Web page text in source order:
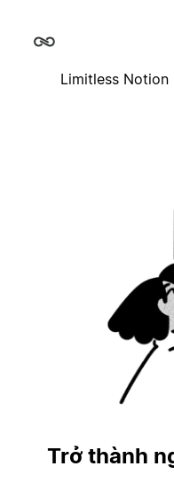
Limitless Notion
Trở thành